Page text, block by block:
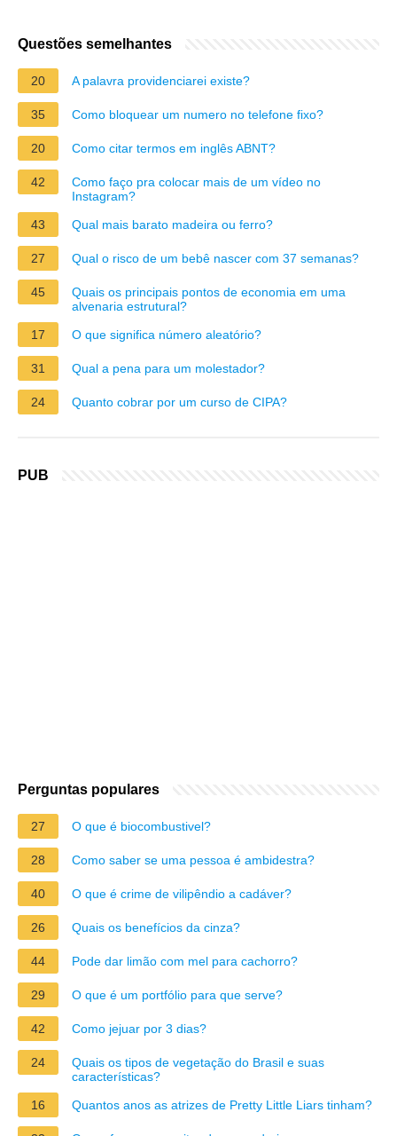
Questões semelhantes
20 A palavra providenciarei existe?
35 Como bloquear um numero no telefone fixo?
20 Como citar termos em inglês ABNT?
42
Como faço pra colocar mais de um vídeo no
Instagram?
43
Qual mais barato madeira ou ferro?
27 Qual o risco de um bebê nascer com 37 semanas?
45
Quais os principais pontos de economia em uma
alvenaria estrutural?
17
O que significa número aleatório?
31 Qual a pena para um molestador?
24 Quanto cobrar por um curso de CIPA?
PUB
Perguntas populares
27 O que é biocombustivel?
28 Como saber se uma pessoa é ambidestra?
40 O que é crime de vilipêndio a cadáver?
26 Quais os benefícios da cinza?
44 Pode dar limão com mel para cachorro?
29 O que é um portfólio para que serve?
42 Como jejuar por 3 dias?
24
Quais os tipos de vegetação do Brasil e suas
características?
16
Quantos anos as atrizes de Pretty Little Liars tinham?